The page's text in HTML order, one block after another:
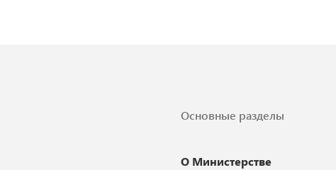
Основные разделы
О Министерстве